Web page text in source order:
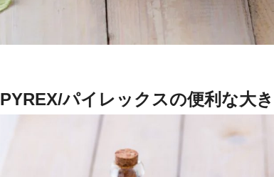
PYREX/パイレックスの便利な大